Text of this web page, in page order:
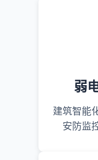
弱
建筑智能
安防监